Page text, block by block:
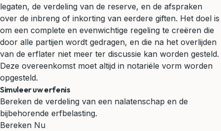
legaten, de verdeling van de reserve, en de afspraken
over de inbreng of inkorting van eerdere giften. Het doel is
om een complete en evenwichtige regeling te creëren die
door alle partijen wordt gedragen, en die na het overlijden
van de erflater niet meer ter discussie kan worden gesteld.
Deze overeenkomst moet altijd in notariële vorm worden
opgesteld.
Simuleer uw erfenis
Bereken de verdeling van een nalatenschap en de
bijbehorende erfbelasting.
Bereken Nu